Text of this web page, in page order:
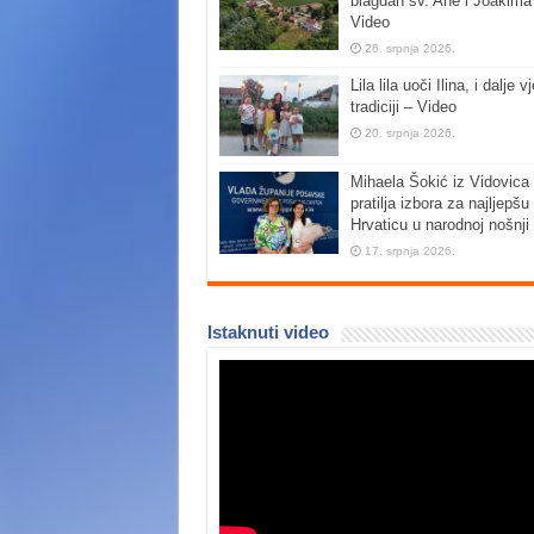
Video
26. srpnja 2026.
Lila lila uoči Ilina, i dalje
tradiciji – Video
20. srpnja 2026.
Mihaela Šokić iz Vidovica
pratilja izbora za najljepšu
Hrvaticu u narodnoj nošnji
17. srpnja 2026.
Istaknuti video